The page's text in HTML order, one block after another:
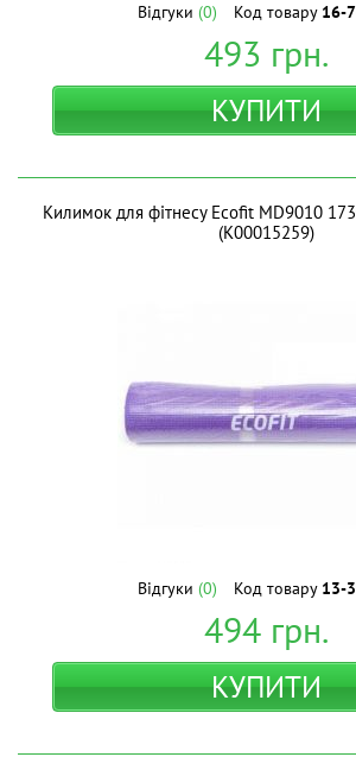
Відгуки (0) Код товару 16-
493 грн.
КУПИТИ
Килимок для фітнесу Ecofit MD9010
(К00015259)
Відгуки (0) Код товару 13-
494грн.
КУПИТИ